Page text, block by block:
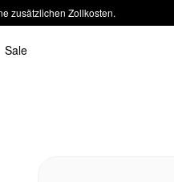
zusätzlichen Zollkosten.
Sale